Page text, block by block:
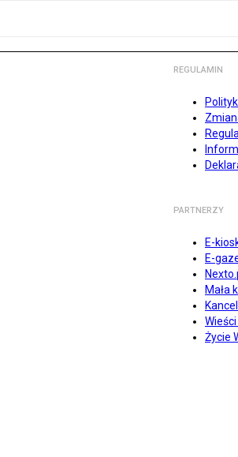
REGULAMIN
PARTNERZY
E-
E-
Mała
Życie